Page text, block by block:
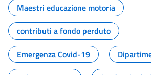
Maestri educazione motoria
contributi a fondo perduto
Emergenza Covid-19